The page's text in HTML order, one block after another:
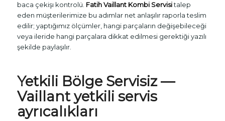
baca çekişı kontrolü. Fatih Vaillant Kombi Servisitalep
eden müşterilerimize bu adımlar net anlaşılır raporla teslim
edilir; yaptığımız ölçümler, hangi parçaların değişebileceği
veya ileride hangi parçalara dikkat edilmesi gerektiği yazılı
şekilde paylaşılır.
Yetkili Bölge Servisiz —
Vaillant yetkili servis
ayrıcalıkları